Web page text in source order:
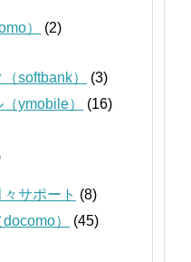
）
(2)
softbank）
(3)
ymobile）
(16)
々サポート (8)
）
(45)